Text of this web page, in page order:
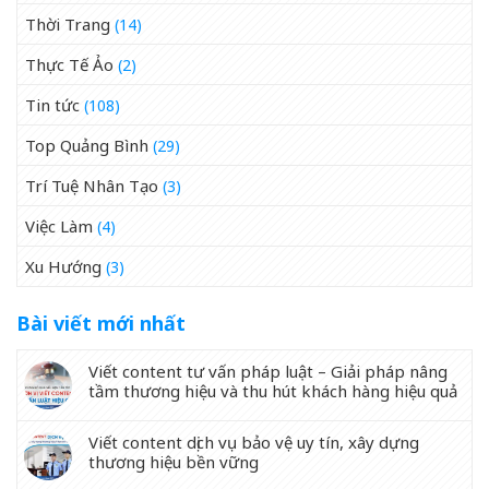
Thời Trang (14)
Thực Tế Ảo (2)
Tin tức (108)
Top Quảng Bình (29)
Trí Tuệ Nhân Tạo (3)
Việc Làm (4)
Xu Hướng (3)
Bài viết mới nhất
Viết content tư vấn pháp luật – Giải pháp nâng
tầm thương hiệu và thu hút khách hàng hiệu quả
Viết content dịch vụ bảo vệ uy tín, xây dựng
thương hiệu bền vững